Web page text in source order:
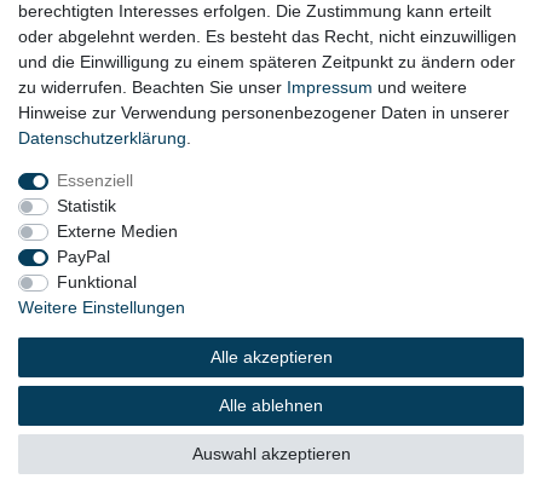
Widerrufsformular
KONTAKT
Tel.: 08031-23444-0
info@werkzeugfundgrube.de
© 2023 Copyright:Werkzeugfundgrube.de - Marco
Golshani e.K.
berechtigten Interesses erfolgen. Die Zustimmung kann erteilt
oder abgelehnt werden. Es besteht das Recht, nicht einzuwilligen
und die Einwilligung zu einem späteren Zeitpunkt zu ändern oder
zu widerrufen. Beachten Sie unser Impressum und weitere
Hinweise zur Verwendung personenbezogener Daten in unserer
Daten­schutz­erklärung
Essenziell
Statistik
Externe Medien
PayPal
Funktional
Weitere Einstellungen
Alle akzeptieren
Alle ablehnen
Auswahl akzeptieren